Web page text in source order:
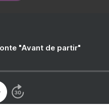
"Avant de partir"